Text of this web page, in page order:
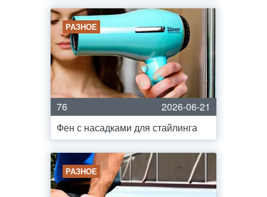
РАЗНОЕ
76
2026-06-21
Фен с насадками для стайлинга
РАЗНОЕ